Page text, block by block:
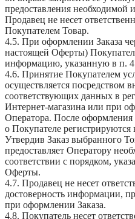
предоставления
Продавец не несет
Покупателем Товар.
4.5. При оформлении Заказа
настоящей Оферты)
информацию, указанную в п.
4.6. Принятие Покупателем
осуществляется посредством
соответствующих данных в
Интернет-магазина или при
Оператора. После оформления
о Покупателе
Утвердив Заказ выбранного
предоставляет Оператору
соответствии с порядком,
Оферты.
4.7. Продавец не несет
достоверность информации,
при оформлении Заказа.
4.8. Покупатель несет